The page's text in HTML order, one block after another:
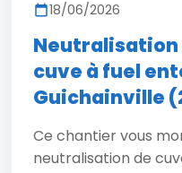
18/06/2026
Neutralisation
cuve à fuel
Guichainville
Ce chantier vous
neutralisation de